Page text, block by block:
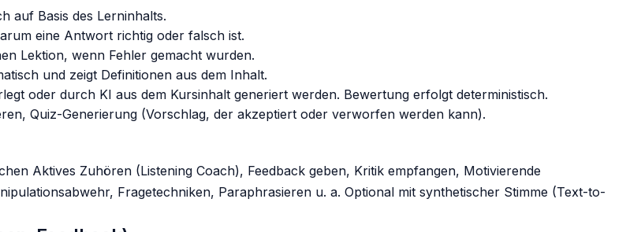
auf Basis des Lerninhalts.
eine Antwort richtig oder falsch ist.
Lektion, wenn Fehler gemacht wurden.
und zeigt Definitionen aus dem Inhalt.
oder durch KI aus dem Kursinhalt generiert werden. Bewertung erfolgt deterministisch.
Quiz-Generierung (Vorschlag, der akzeptiert oder verworfen werden kann).
Aktives Zuhören (Listening Coach), Feedback geben, Kritik empfangen, Motivierende
Fragetechniken, Paraphrasieren u. a. Optional mit synthetischer Stimme (Text-to-